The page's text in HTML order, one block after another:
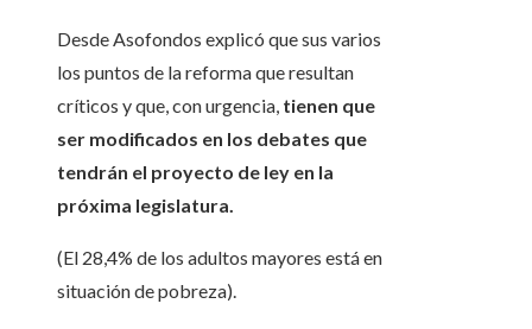
Desde Asofondos explicó que sus varios
los puntos de la reforma que resultan
críticos y que, con urgencia, tienen que
ser modificados en los debates que
tendrán el proyecto de ley en la
próxima legislatura.
(El 28,4% de los adultos mayores está en
situación de pobreza).